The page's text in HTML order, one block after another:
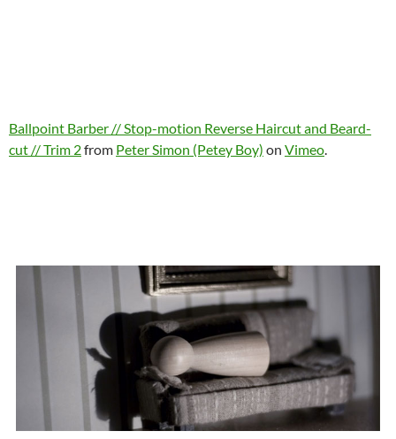
Ballpoint Barber // Stop-motion Reverse Haircut and Beard-
cut // Trim 2from Peter Simon (Petey Boy) on Vimeo.